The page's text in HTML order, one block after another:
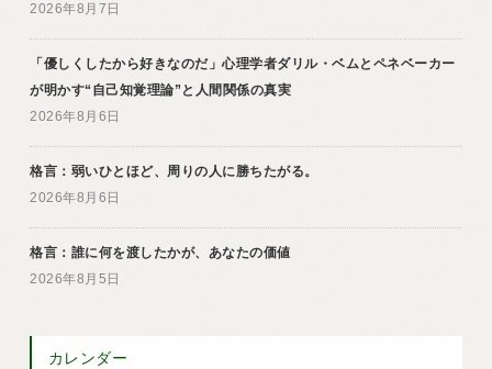
2026年8月7日
「優しくしたから好きなのだ」心理学者ダリル・ベムとペネベーカー
が明かす“自己知覚理論”と人間関係の真実
2026年8月6日
格言：弱いひとほど、周りの人に勝ちたがる。
2026年8月6日
格言：誰に何を渡したかが、あなたの価値
2026年8月5日
カレンダー